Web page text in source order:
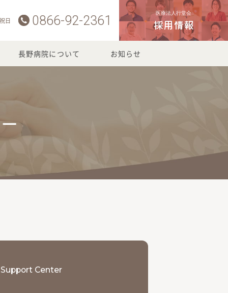
日 0866-92-2361 医療法人行堂会
採用情報
長野病院について お知らせ
Center